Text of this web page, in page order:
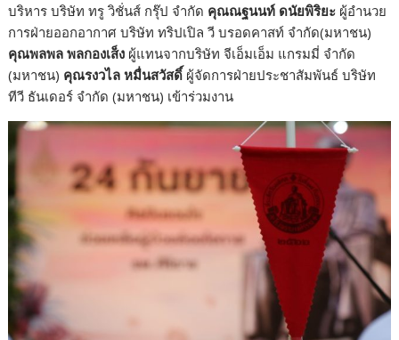
บริหาร บริษัท ทรู วิชั่นส์ กรุ๊ป จำกัด คุณณฐนนท์ ดนัยพิริยะ ผู้อำนวย
การฝ่ายออกอากาศ บริษัท ทริปเปิล วี บรอดคาสท์ จำกัด(มหาชน)
คุณพลพล พลกองเส็ง ผู้แทนจากบริษัท จีเอ็มเอ็ม แกรมมี่ จำกัด
(มหาชน) คุณรงวไล หมื่นสวัสดิ์ ผู้จัดการฝ่ายประชาสัมพันธ์ บริษัท
ทีวี ธันเดอร์ จำกัด (มหาชน) เข้าร่วมงาน